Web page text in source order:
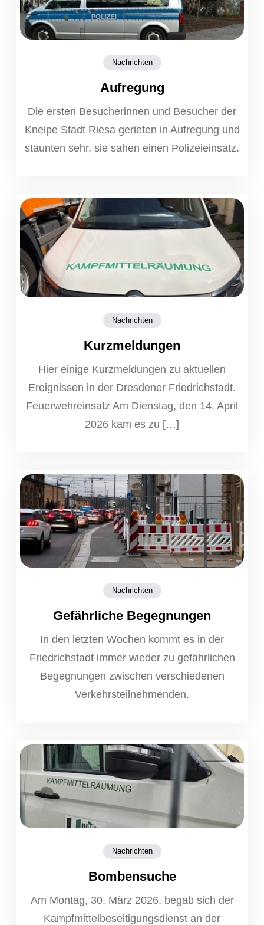
Nachrichten
Aufregung
Die ersten Besucherinnen und Besucher der
Kneipe Stadt Riesa gerieten in Aufregung und
staunten sehr, sie sahen einen Polizeieinsatz.
Nachrichten
Kurzmeldungen
Hier einige Kurzmeldungen zu aktuellen
Ereignissen in der Dresdener Friedrichstadt.
Feuerwehreinsatz Am Dienstag, den 14. April
2026 kam es zu […]
Nachrichten
Gefährliche Begegnungen
In den letzten Wochen kommt es in der
Friedrichstadt immer wieder zu gefährlichen
Begegnungen zwischen verschiedenen
Verkehrsteilnehmenden.
Nachrichten
Bombensuche
Am Montag, 30. März 2026, begab sich der
Kampfmittelbeseitigungsdienst an der